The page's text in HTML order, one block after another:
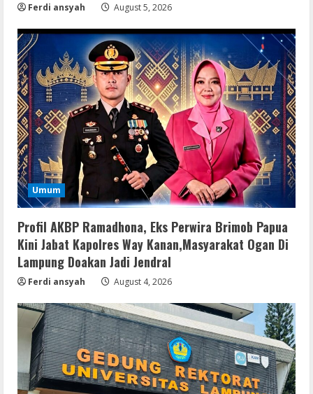
Ferdi ansyah August 5, 2026
Umum
Profil AKBP Ramadhona, Eks Perwira Brimob Papua
Kini Jabat Kapolres Way Kanan,Masyarakat Ogan Di
Lampung Doakan Jadi Jendral
Ferdi ansyah August 4, 2026